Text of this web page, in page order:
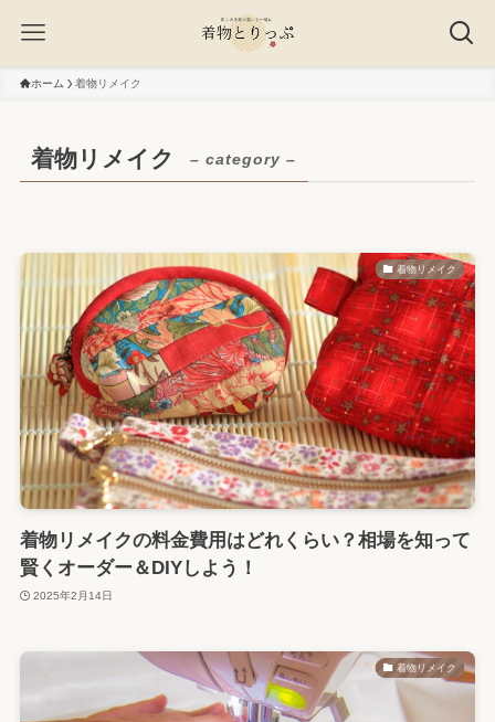
ホーム 着物リメイク
着物リメイク – category –
着物リメイク
着物リメイクの料金費用はどれくらい？相場を知って
賢くオーダー＆DIYしよう！
2025年2月14日
着物リメイク